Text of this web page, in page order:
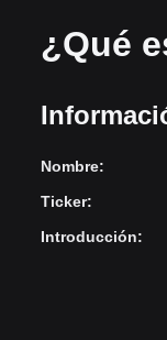
¿Qué
Nombre:
Ticker:
Introducción: